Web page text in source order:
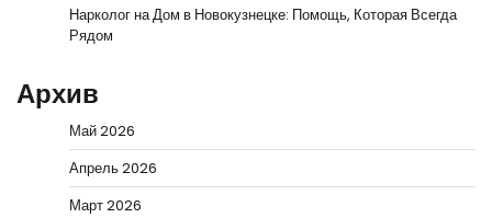
Нарколог на Дом в Новокузнецке: Помощь, Которая Всегда
Рядом
Архив
Май 2026
Апрель 2026
Март 2026